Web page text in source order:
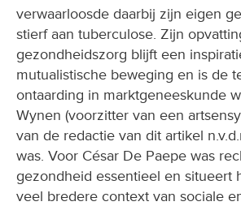
verwaarloosde daarbij zijn eigen
stierf aan tuberculose. Zijn
gezondheidszorg blijft een
mutualistische beweging en is de
ontaarding in marktgeneeskunde
Wynen (voorzitter van een
van de redactie van dit artikel
was. Voor César De Paepe was
gezondheid essentieel en situeert
veel bredere context van sociale